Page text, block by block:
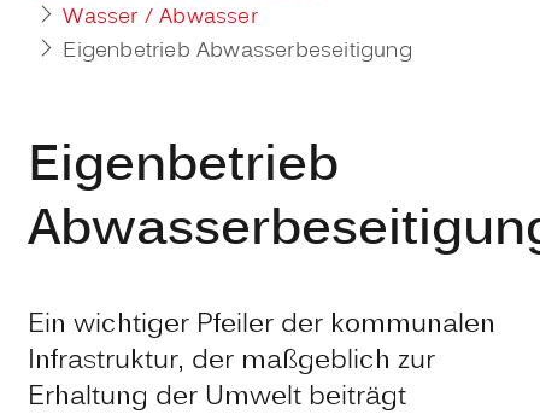
Wasser / Abwasser
Eigenbetrieb Abwasserbeseitigung
Eigenbetrieb
Ein wichtiger Pfeiler der kommunalen
Infrastruktur, der maßgeblich zur
Erhaltung der Umwelt beiträgt